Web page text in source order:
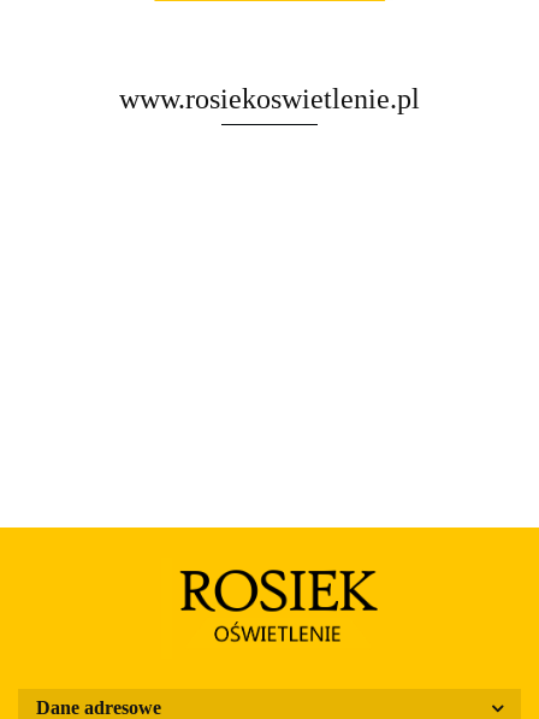
www.rosiekoswietlenie.pl
Dane adresowe